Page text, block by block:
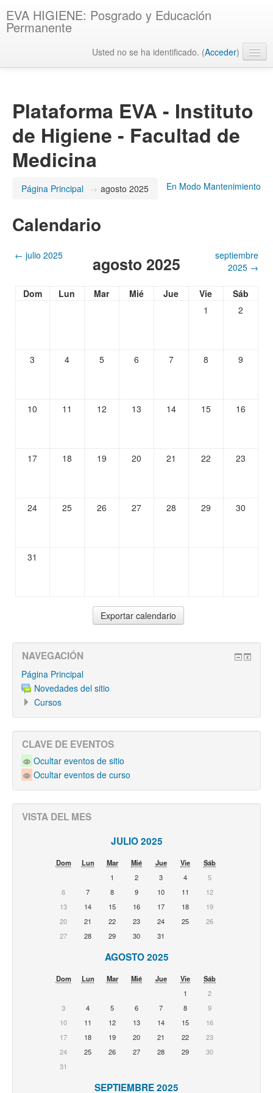
EVA HIGIENE: Posgrado y Educación
Permanente
Usted no se ha identificado. (Acceder)
Plataforma EVA - Instituto
de Higiene - Facultad de
Medicina
Página Principal → agosto 2025 En Modo Mantenimiento
Calendario
← julio 2025 agosto 2025
septiembre
2025 →
Dom Lun Mar Mié Jue Vie
Sáb
1
2
3 4 5 6 7 8 9
10 11 12 13 14 15 16
17 18 19 20 21 22 23
24 25 26 27 28 29 30
31
NAVEGACIÓN
Página Principal
Novedades del sitio
Cursos
CLAVE DE EVENTOS
Ocultar eventos de sitio
Ocultar eventos de curso
VISTA DEL MES
JULIO 2025
Dom Lun Mar Mié Jue Vie
Sáb
1
2 3 4
5
6
7 8 9 10 11
12
13
14 15 16 17 18
19
20
21 22 23 24 25
26
27
28 29 30 31
AGOSTO 2025
Dom Lun Mar Mié Jue Vie
Sáb
1
2
3
4 5 6 7 8
9
10
11 12 13 14 15
16
17
18 19 20 21 22
23
24
25 26 27 28 29
30
31
SEPTIEMBRE 2025